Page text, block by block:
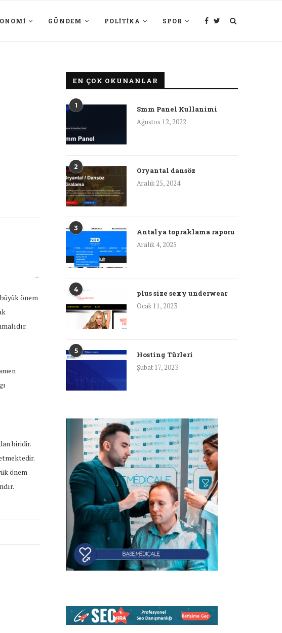
GÜNDEM POLITIKA SPOR
önem
biridir.
önem
EN ÇOK OKUNANLAR
1
Smm Panel Kullanimi
Ağustos 12, 2022
2
Oryantal dansöz
Aralık 25, 2024
3
Antalya topraklama raporu
Aralık 4, 2025
4
plus size sexy underwear
Ocak 11, 2023
5
Hosting Türleri
Şubat 17, 2023